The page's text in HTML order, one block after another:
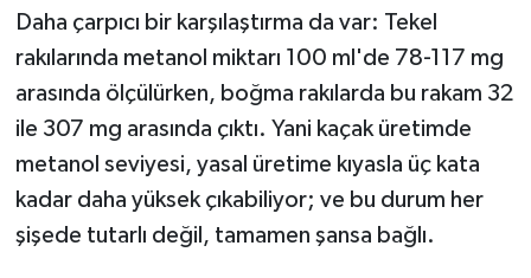
Daha çarpıcı bir karşılaştırma da var: Tekel
rakılarında metanol miktarı 100 ml'de 78-117 mg
arasında ölçülürken, boğma rakılarda bu rakam 32
ile 307 mg arasında çıktı. Yani kaçak üretimde
metanol seviyesi, yasal üretime kıyasla üç kata
kadar daha yüksek çıkabiliyor; ve bu durum her
şişede tutarlı değil, tamamen şansa bağlı.